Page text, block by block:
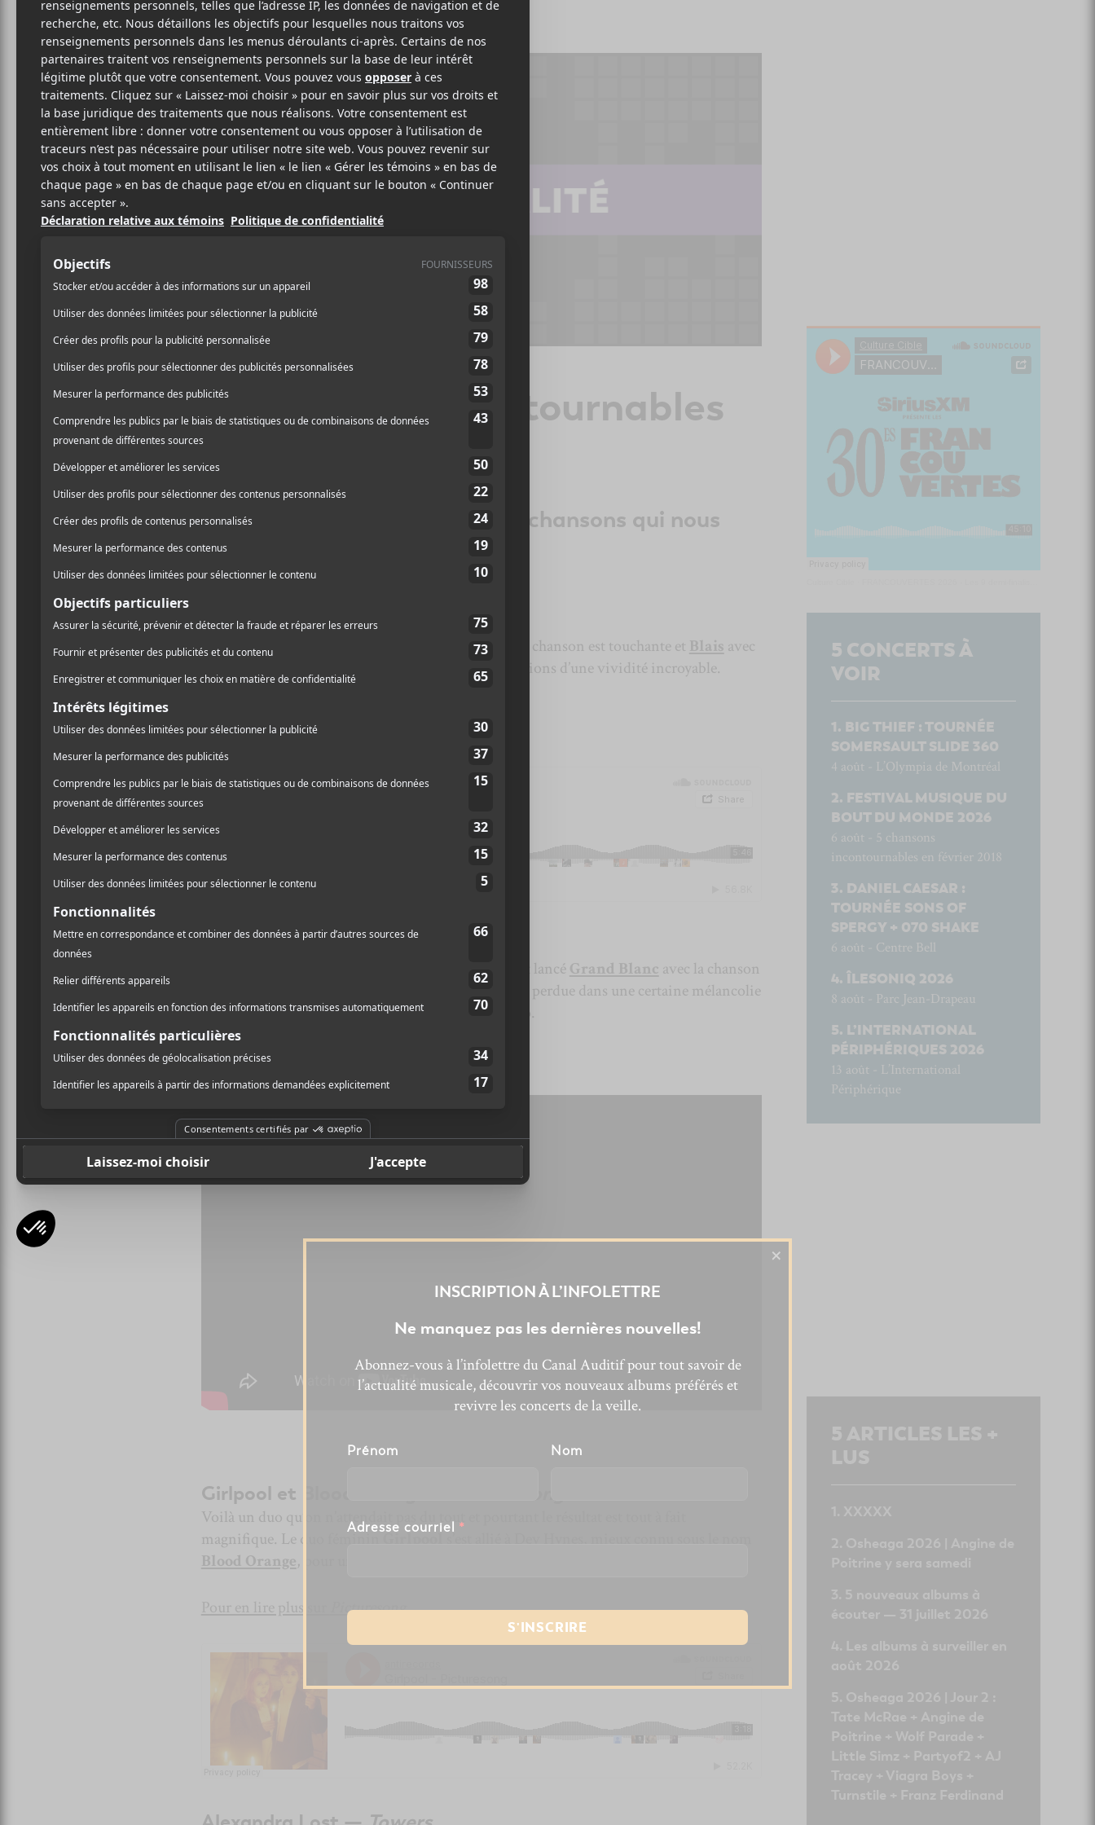
2 MARS 2018
PARLOUIS-PHILIPPE
LABRÈCHE
PARTAGER
F
A
C
E
B
O
O
T
W
I
T
T
E
R
P
A
R
T
A
G
E
5 chansons incontournables
en février 2018
Un petit retour sur 5 nouvelles chansons qui nous
ont marqués en février.
Jean-Michel Blais —
Une pièce qui va droit au cœur. L’histoire derrière la chanson est touchante et Blais avec
ses doigts de magiciens nous communique des émotions d’une vividité incroyable.
Pour en lire plus sur
Grand Blanc —Ailleurs
C’est presque 10 minutes de nouveau matériel qu’ont lancé Grand Blanc avec la chanson
. Une magnifique chanson atmosphérique et perdue dans une certaine mélancolie
portée par la voix magnifique de Camille Delvecchio.
Pour en lire plus sur
Girlpool et Blood Orange —
Voilà un duo qu’on n’attendait pas du tout et pourtant le résultat est tout à fait
magnifique. Le duo fémininGirlpools’est allié à Dev Hynes, mieux connu sous le nom
Blood Orange, pour une chanson franchement réussie.
Pour en lire plus sur Picturesong.
5 CONCERTS À
VOIR
BIG THIEF : TOURNÉE
SOMERSAULT SLIDE 360
4 août - L’Olympia de Montréal
FESTIVAL MUSIQUE DU
BOUT DU MONDE 2026
6 août - 5 chansons
incontournables en février 2018
DANIEL CAESAR :
TOURNÉE SONS OF
SPERGY + 070 SHAKE
6 août - Centre Bell
ÎLESONIQ 2026
8 août - Parc Jean-Drapeau
L’INTERNATIONAL
PÉRIPHÉRIQUES 2026
13 août - L’International
Périphérique
INSCRIPTION À L’INFOLETTRE
Ne manquez pas les dernières nouvelles!
Abonnez-vous à l’infolettre du Canal Auditif pour tout savoir de
l’actualité musicale, découvrir vos nouveaux albums préférés et
revivre les concerts de la veille.
Prénom Nom
Adresse courriel *
×